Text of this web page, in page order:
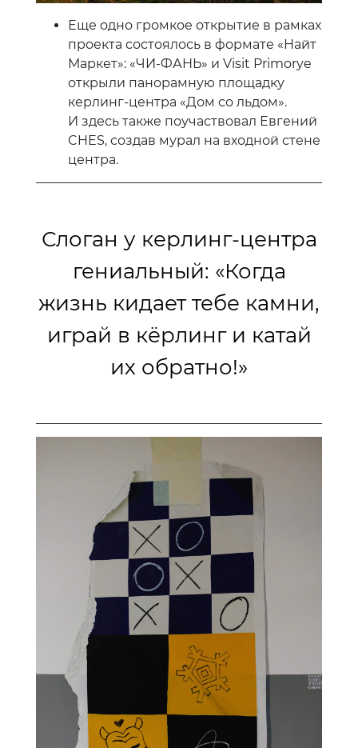
Еще одно громкое открытие в рамках
проекта состоялось в формате «Найт
Маркет»: «ЧИ-ФАНЬ» и Visit Primorye
открыли панорамную площадку
керлинг-центра «Дом со льдом».
И здесь также поучаствовал Евгений
CHES, создав мурал на входной стене
центра.
Слоган у керлинг-центра
гениальный: «Когда
жизнь кидает тебе камни,
играй в кёрлинг и катай
их обратно!»